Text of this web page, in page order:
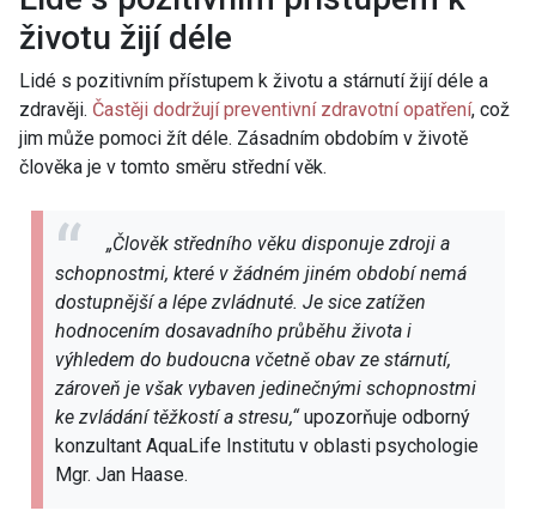
životu žijí déle
Lidé s pozitivním přístupem k životu a stárnutí žijí déle a
zdravěji. Častěji dodržují preventivní zdravotní opatření, což
jim může pomoci žít déle. Zásadním obdobím v životě
člověka je v tomto směru střední věk.
„Člověk středního věku disponuje zdroji a
schopnostmi, které v žádném jiném období nemá
dostupnější a lépe zvládnuté. Je sice zatížen
hodnocením dosavadního průběhu života i
výhledem do budoucna včetně obav ze stárnutí,
zároveň je však vybaven jedinečnými schopnostmi
ke zvládání těžkostí a stresu,“upozorňuje odborný
konzultant AquaLife Institutu v oblasti psychologie
Mgr. Jan Haase.